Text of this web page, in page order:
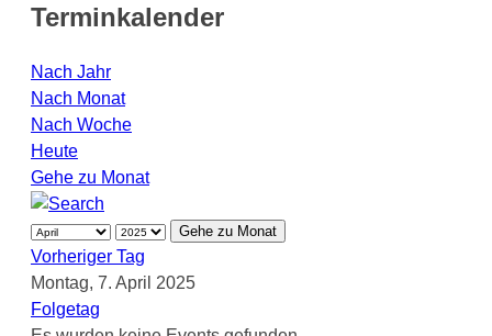
Terminkalender
Nach Jahr
Nach Monat
Nach Woche
Heute
Gehe zu Monat
Gehe zu Monat
Vorheriger Tag
Montag, 7. April 2025
Folgetag